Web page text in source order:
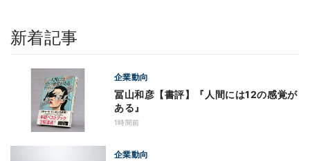
新着記事
企業動向
冨山和彦【書評】『人間には12の感覚が
ある』
1時間前
企業動向